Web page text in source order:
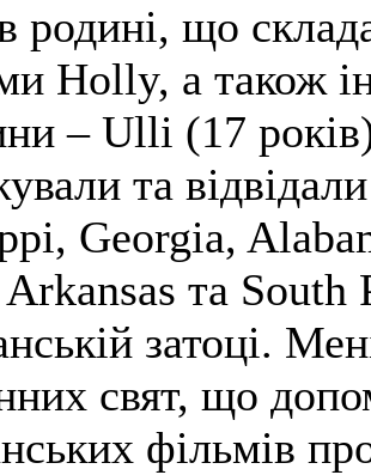
що
Holly, а також
– Ulli (17
та
Georgia,
та South
затоці.
свят, що
фільмів